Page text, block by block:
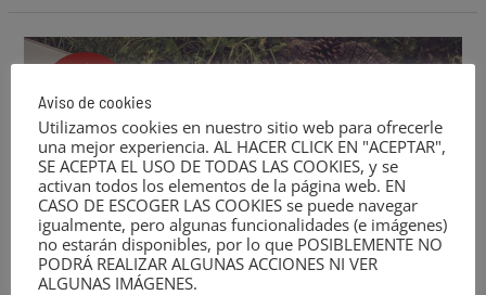
Dic
31
2022
¿Con
los
preparativos
boda?
Aviso de cookies
Utilizamos cookies en nuestro sitio web para ofrecerle
una mejor experiencia. AL HACER CLICK EN "ACEPTAR",
SE ACEPTA EL USO DE TODAS LAS COOKIES, y se
activan todos los elementos de la página web. EN
CASO DE ESCOGER LAS COOKIES se puede navegar
igualmente, pero algunas funcionalidades (e imágenes)
no estarán disponibles, por lo que POSIBLEMENTE NO
PODRÁ REALIZAR ALGUNAS ACCIONES NI VER
ALGUNAS IMÁGENES.